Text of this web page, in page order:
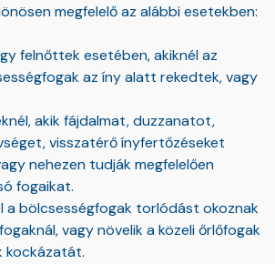
megfelelő az alábbi esetekben:
felnőttek esetében, akiknél az
az íny alatt rekedtek, vagy
akik fájdalmat, duzzanatot,
visszatérő ínyfertőzéseket
nehezen tudják megfelelően
fogaikat.
a bölcsességfogak torlódást okoznak
vagy növelik a közeli őrlőfogak
kockázatát.